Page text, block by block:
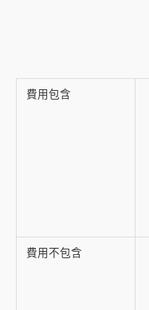
費用包含
費用不包含